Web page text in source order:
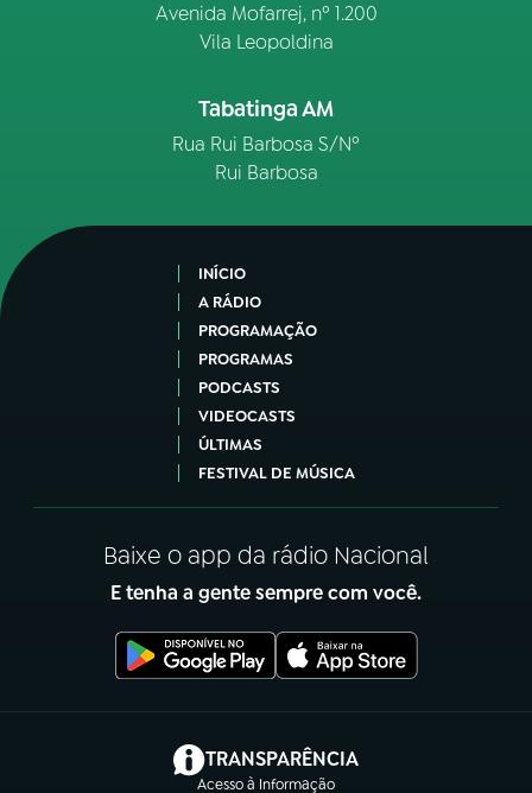
Avenida Mofarrej, nº 1.200
Vila Leopoldina
Tabatinga AM
Rua Rui Barbosa S/Nº
Rui Barbosa
INÍCIO
A RÁDIO
PROGRAMAÇÃO
PROGRAMAS
PODCASTS
VIDEOCASTS
ÚLTIMAS
FESTIVAL DE MÚSICA
Baixe o app da rádio Nacional
E tenha a gente sempre com você.
TRANSPARÊNCIA
Acesso à Informação
(abre em nova aba)